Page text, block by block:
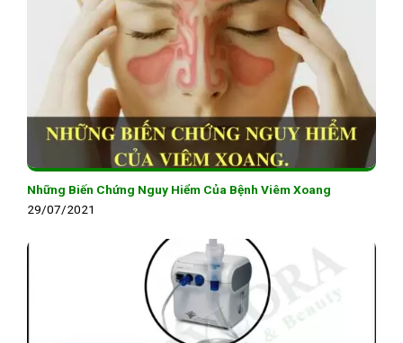
Những Biến Chứng Nguy Hiểm Của Bệnh Viêm Xoang
29/07/2021